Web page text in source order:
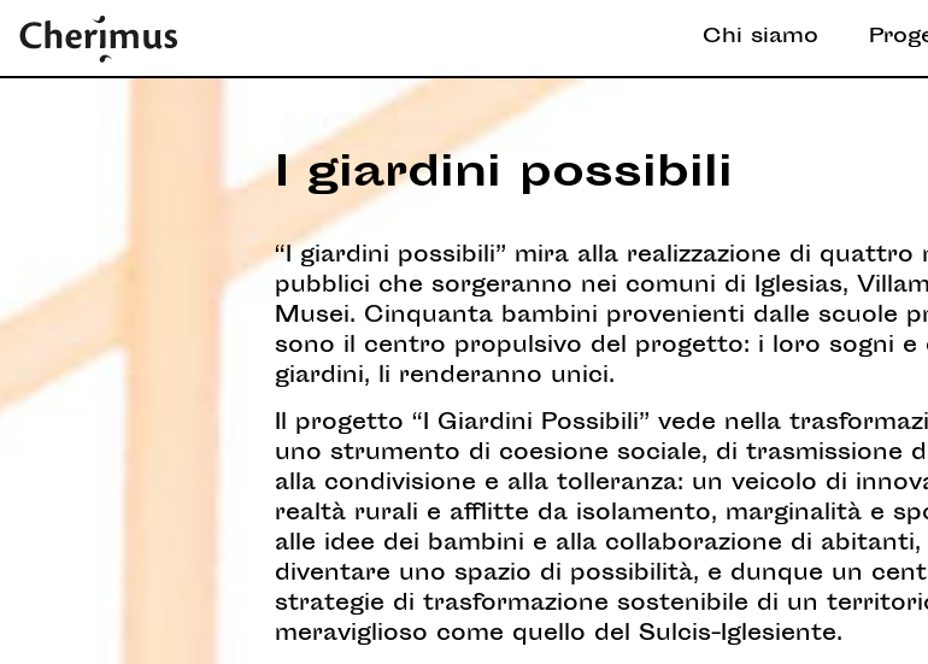
Chi siamo
I giardini possibili
“I giardini possibili” mira alla realizzazione di
pubblici che sorgeranno nei comuni di Iglesias,
Musei. Cinquanta bambini provenienti dalle scuole
sono il centro propulsivo del progetto: i loro sogni e
giardini, li renderanno unici.
Il progetto “I Giardini Possibili” vede nella
uno strumento di coesione sociale, di trasmissione
alla condivisione e alla tolleranza: un veicolo di
realtà rurali e afflitte da isolamento, marginalità e
alle idee dei bambini e alla collaborazione di
diventare uno spazio di possibilità, e dunque un
strategie di trasformazione sostenibile di un
meraviglioso come quello del Sulcis-Iglesiente.